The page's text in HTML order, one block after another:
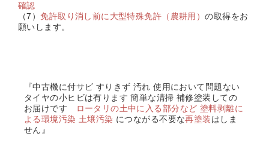
確認
（7）免許取り消し前に 大型特殊免許（農耕用）の取得をお
願いします。
『中古機に付サビ すりきず 汚れ 使用において問題ない
タイヤの小ヒビは有ります 簡単な清掃 補修塗装しての
お届けです
ロータリの土中に入る部分など 塗料剥離に
よる環境汚染 土壌汚染 につながる不要な再塗装はしま
せん』